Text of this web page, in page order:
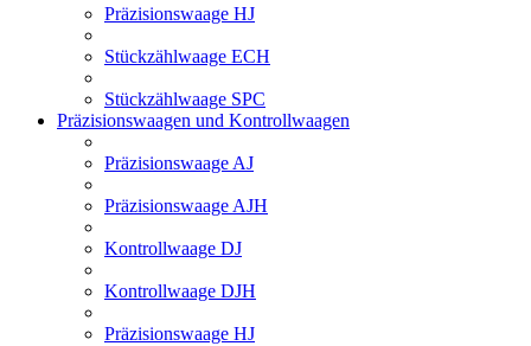
Präzisionswaage HJ
Stückzählwaage ECH
Stückzählwaage SPC
Präzisionswaagen und Kontrollwaagen
Präzisionswaage AJ
Präzisionswaage AJH
Kontrollwaage DJ
Kontrollwaage DJH
Präzisionswaage HJ